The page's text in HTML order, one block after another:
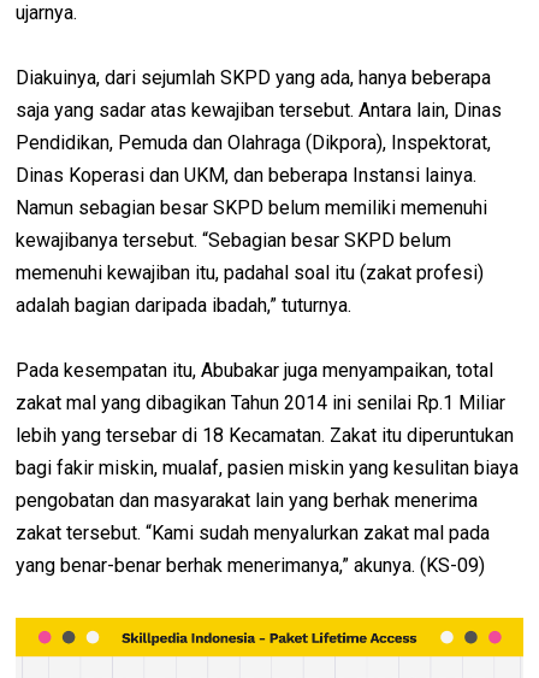
ujarnya.
Diakuinya, dari sejumlah SKPD yang ada, hanya beberapa
saja yang sadar atas kewajiban tersebut. Antara lain, Dinas
Pendidikan, Pemuda dan Olahraga (Dikpora), Inspektorat,
Dinas Koperasi dan UKM, dan beberapa Instansi lainya.
Namun sebagian besar SKPD belum memiliki memenuhi
kewajibanya tersebut. “Sebagian besar SKPD belum
memenuhi kewajiban itu, padahal soal itu (zakat profesi)
adalah bagian daripada ibadah,” tuturnya.
Pada kesempatan itu, Abubakar juga menyampaikan, total
zakat mal yang dibagikan Tahun 2014 ini senilai Rp.1 Miliar
lebih yang tersebar di 18 Kecamatan. Zakat itu diperuntukan
bagi fakir miskin, mualaf, pasien miskin yang kesulitan biaya
pengobatan dan masyarakat lain yang berhak menerima
zakat tersebut. “Kami sudah menyalurkan zakat mal pada
yang benar-benar berhak menerimanya,” akunya. (KS-09)